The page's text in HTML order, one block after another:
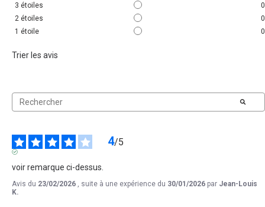
3 étoiles
0
2 étoiles
0
1 étoile 0
Trier les avis
4/5
voir remarque ci-dessus.
Avis du 23/02/2026 , suite à une expérience du 30/01/2026 par Jean-Louis
K.